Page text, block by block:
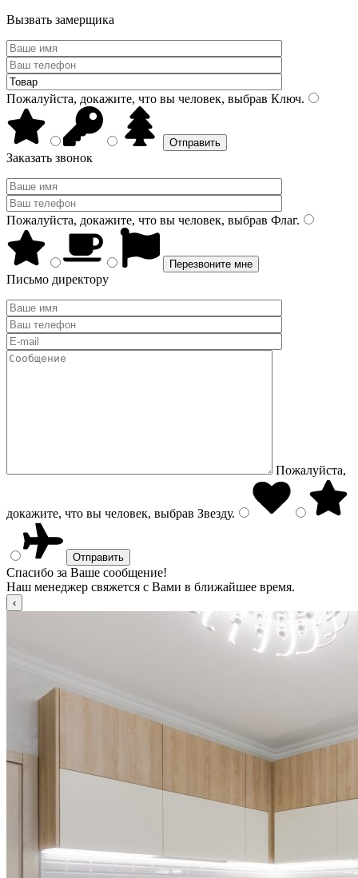
Вызвать замерщика
Пожалуйста, докажите, что вы человек, выбрав Ключ.
Заказать звонок
Пожалуйста, докажите, что вы человек, выбрав Флаг.
Письмо директору
Пожалуйста,
докажите, что вы человек, выбрав Звезду.
Спасибо за Ваше сообщение!
Наш менеджер свяжется с Вами в ближайшее время.